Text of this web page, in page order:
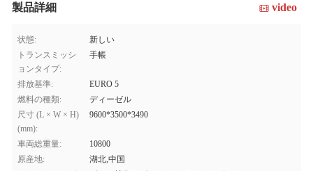
製品詳細 video
状態:
新しい
トランスミッシ
ョンタイプ:
手帳
排放基準:
EURO 5
燃料の種類:
ディーゼル
尺寸 (L × W × H)
(mm):
9600*3500*3490
車両総重量:
10800
原産地:
湖北,中国